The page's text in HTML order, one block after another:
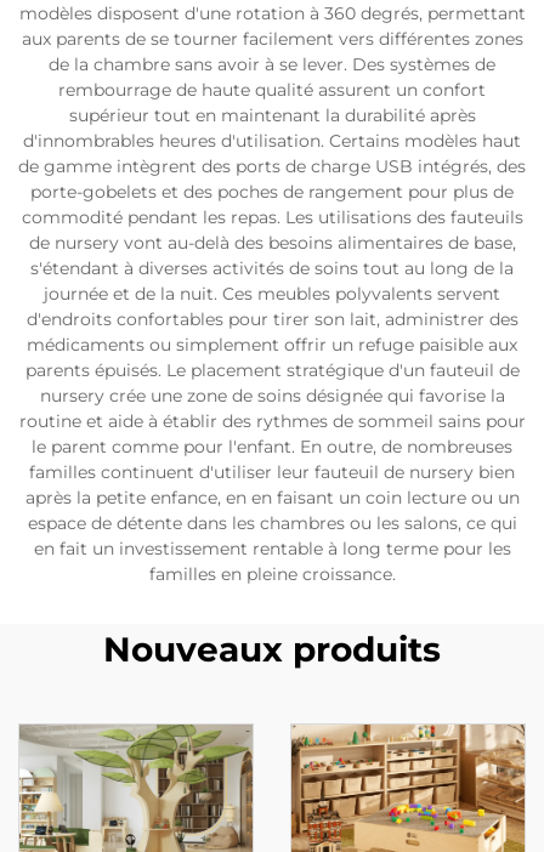
modèles disposent d'une rotation à 360 degrés, permettant
aux parents de se tourner facilement vers différentes zones
de la chambre sans avoir à se lever. Des systèmes de
rembourrage de haute qualité assurent un confort
supérieur tout en maintenant la durabilité après
d'innombrables heures d'utilisation. Certains modèles haut
de gamme intègrent des ports de charge USB intégrés, des
porte-gobelets et des poches de rangement pour plus de
commodité pendant les repas. Les utilisations des fauteuils
de nursery vont au-delà des besoins alimentaires de base,
s'étendant à diverses activités de soins tout au long de la
journée et de la nuit. Ces meubles polyvalents servent
d'endroits confortables pour tirer son lait, administrer des
médicaments ou simplement offrir un refuge paisible aux
parents épuisés. Le placement stratégique d'un fauteuil de
nursery crée une zone de soins désignée qui favorise la
routine et aide à établir des rythmes de sommeil sains pour
le parent comme pour l'enfant. En outre, de nombreuses
familles continuent d'utiliser leur fauteuil de nursery bien
après la petite enfance, en en faisant un coin lecture ou un
espace de détente dans les chambres ou les salons, ce qui
en fait un investissement rentable à long terme pour les
familles en pleine croissance.
Nouveaux produits